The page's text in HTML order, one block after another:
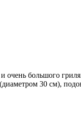
очень большого
30 см),